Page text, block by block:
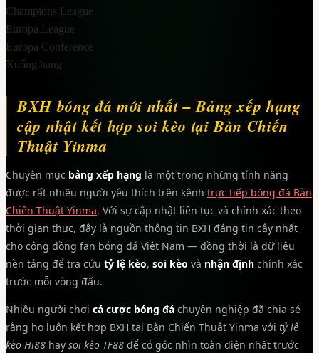
Champions League
Europa League
Europa Conference
Xuống hạng
BXH bóng đá mới nhất – Bảng xếp hạng
cập nhật kết hợp soi kèo tại Bàn Chiến
Thuật Yinma
Chuyên mục bảng xếp hạng là một trong những tính năng
được rất nhiều người yêu thích trên kênh trực tiếp bóng đá Bàn
Chiến Thuật Yinma. Với sự cập nhật liên tục và chính xác theo
thời gian thực, đây là nguồn thông tin BXH đáng tin cậy nhất
cho cộng đồng fan bóng đá Việt Nam — đồng thời là dữ liệu
nền tảng để tra cứu tỷ lệ kèo, soi kèo và nhận định chính xác
trước mỗi vòng đấu.
Nhiều người chơi cá cược bóng đá chuyên nghiệp đã chia sẻ
rằng họ luôn kết hợp BXH tại Bàn Chiến Thuật Yinma với tỷ lệ
kèo Hi88 hay soi kèo TF88 để có góc nhìn toàn diện nhất trước